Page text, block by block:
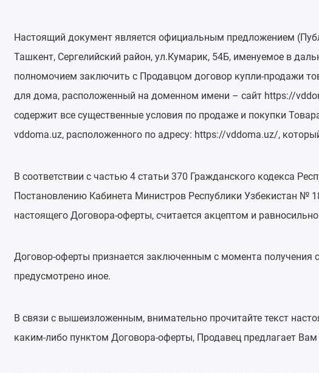
Настоящий документ является официальным предложением
Ташкент, Сергелийский район, ул.Кумарик, 54Б, именуемое в
полномочием заключить с Продавцом договор купли-продажи
для дома, расположенный на доменном имени – сайт https://
содержит все существенные условия по продаже и покупки
vddoma.uz, расположенного по адресу: https://vddoma.uz/,
В соответствии с частью 4 статьи 370 Гражданского кодекса
Постановлению Кабинета Министров Республики Узбекистан №
настоящего Договора-оферты, считается акцептом и
Договор-оферты признается заключенным с момента получения
предусмотрено иное.
В связи с вышеизложенным, внимательно прочитайте текст
каким-либо пунктом Договора-оферты, Продавец предлагает